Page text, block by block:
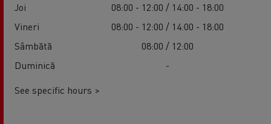
Joi
08:00 - 12:00 / 14:00 - 18:00
Vineri
08:00 - 12:00 / 14:00 - 18:00
Sâmbătă
08:00 / 12:00
Duminică
-
See specific hours >